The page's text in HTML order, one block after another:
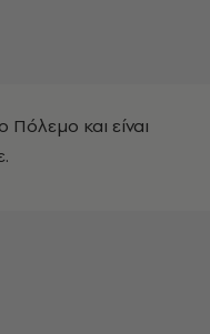
Πόλεμο και είναι